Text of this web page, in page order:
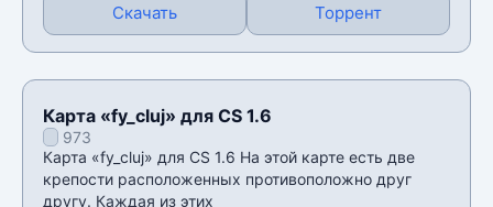
Скачать Торрент
Карта «fy_cluj» для CS 1.6
973
Карта «fy_cluj» для CS 1.6 На этой карте есть две
крепости расположенных противоположно друг
другу. Каждая из этих